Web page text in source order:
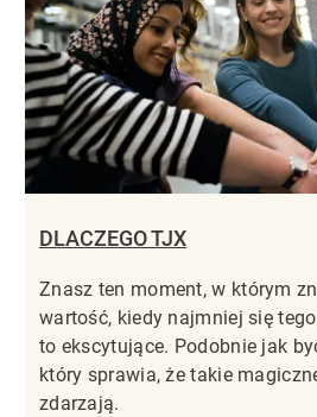
DLACZEGO TJX
Znasz ten moment, w którym
wartość, kiedy najmniej się
to ekscytujące. Podobnie jak
który sprawia, że takie
zdarzają.